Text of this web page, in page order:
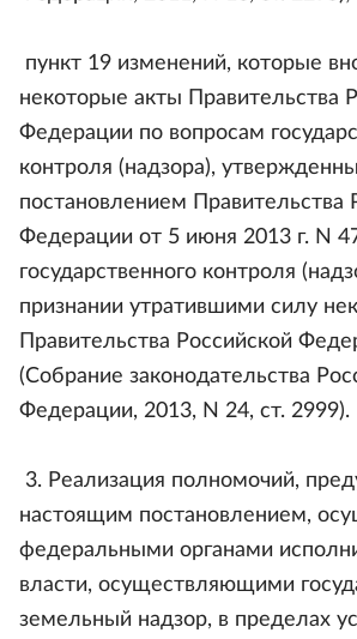
пункт 19 изменений, которые
некоторые акты Правительства
Федерации по вопросам
контроля (надзора),
постановлением Правительства
Федерации от 5 июня 2013 г. N
государственного контроля
признании утратившими силу
Правительства Российской
(Собрание законодательства
Федерации, 2013, N 24, ст. 2999).
3. Реализация полномочий,
настоящим постановлением,
федеральными органами
власти, осуществляющими
земельный надзор, в пределах